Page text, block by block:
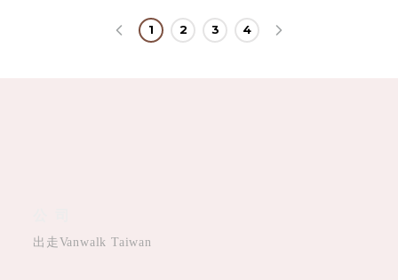
1 2 3 4
出走Vanwalk Taiwan